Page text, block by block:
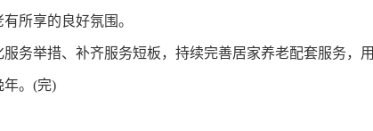
所享的良好氛围。
举措、补齐服务短板，持续完善居家养老配套服务，用
年。(完)